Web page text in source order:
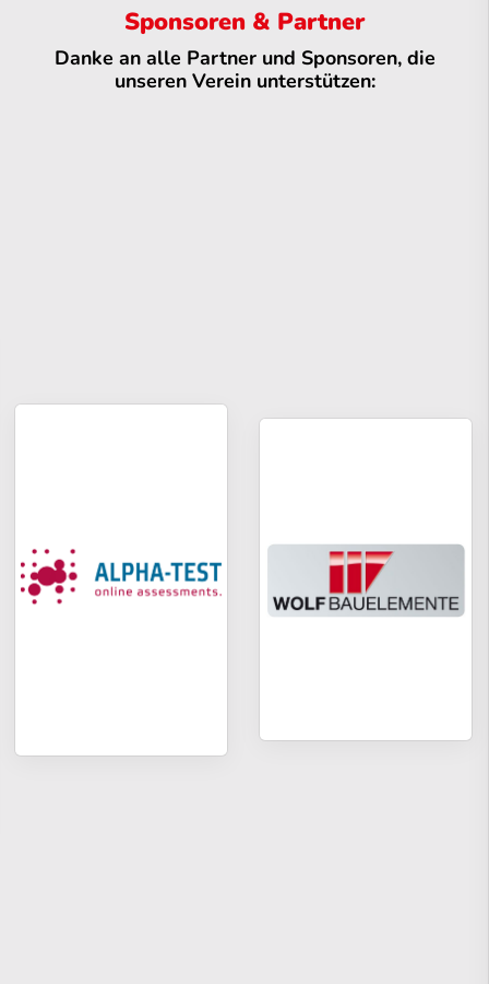
Sponsoren & Partner
Danke an alle Partner und Sponsoren, die
unseren Verein unterstützen: